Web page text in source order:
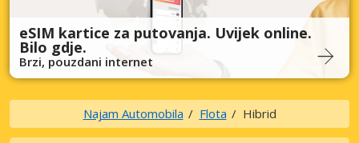
eSIM kartice za putovanja. Uvijek online.
Bilo gdje.
Brzi, pouzdani internet
Najam Automobila Flota Hibrid